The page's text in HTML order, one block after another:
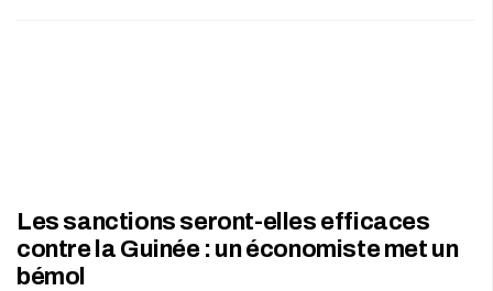
Les sanctions seront-elles efficaces
contre la Guinée : un économiste met un
bémol